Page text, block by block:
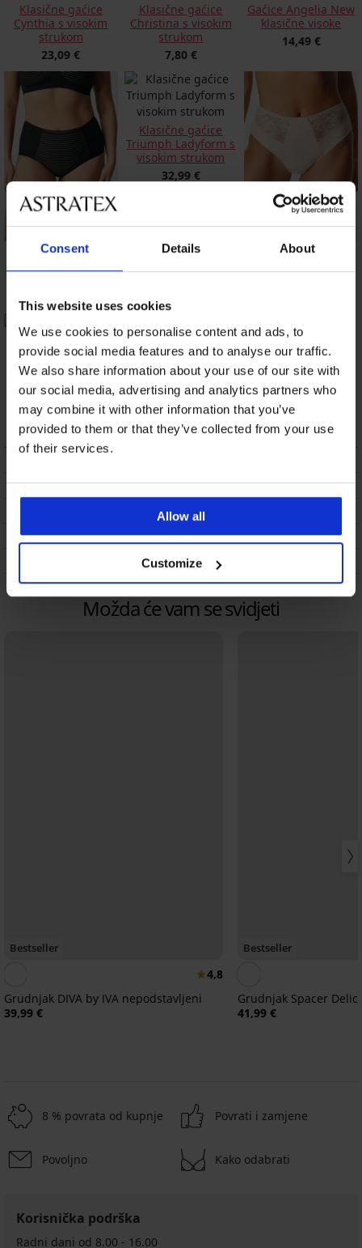
Consent Details About
This website uses cookies
We use cookies to personalise content and ads, to
provide social media features and to analyse our traffic.
We also share information about your use of our site with
our social media, advertising and analytics partners who
may combine it with other information that you’ve
provided to them or that they’ve collected from your use
of their services.
Allow all
Customize
Klasične gaćice
Cynthia s visokim
strukom
23,09 €
Klasične gaćice
Christina s visokim
strukom
7,80 €
Gaćice Angelia New
klasične visoke
14,49 €
Klasične gaćice
Klasične gaćice
Triumph Ladyform s
visokim strukom
32,99 €
Klasične gaćice
Gaćice Fantasie
Smoothease s
povišenim strukom
20,99 €
Klasične gaćice
Cotton Classic s
visokim strukom
14,69 €
Gaćice Luisse
klasične
32,99 €
DOSTAVA I PLAĆANJE
ODRŽAVANJE I PRANJE
Možda će vam se svidjeti
Bestseller
4,8
Grudnjak DIVA by IVA nepodstavljeni
39,99 €
Bestseller
Grudnjak Spacer
41,99 €
8 % povrata od kupnje Povrati i zamjene
Povoljno Kako odabrati
Korisnička podrška
Radni dani od 8.00 - 16.00